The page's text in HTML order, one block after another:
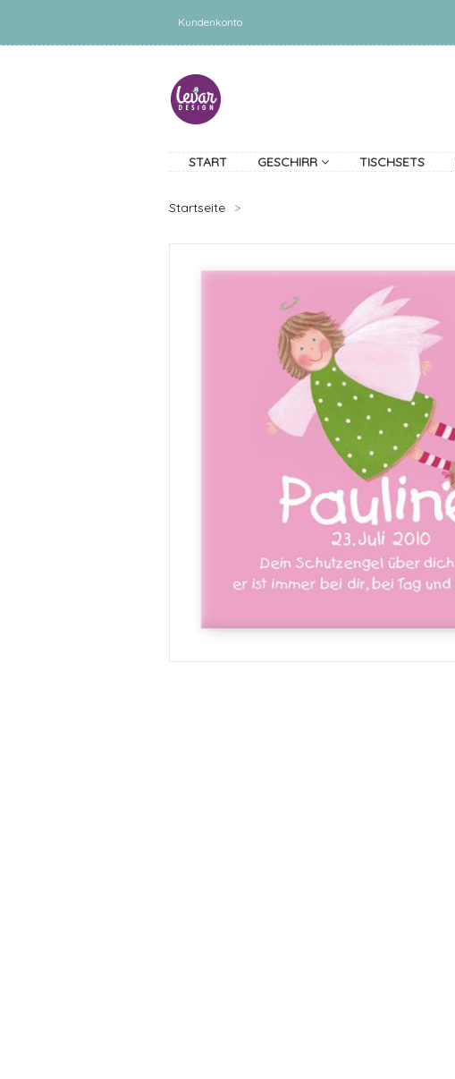
Kundenkonto
START GESCHIRR TISCHSETS
Startseite >